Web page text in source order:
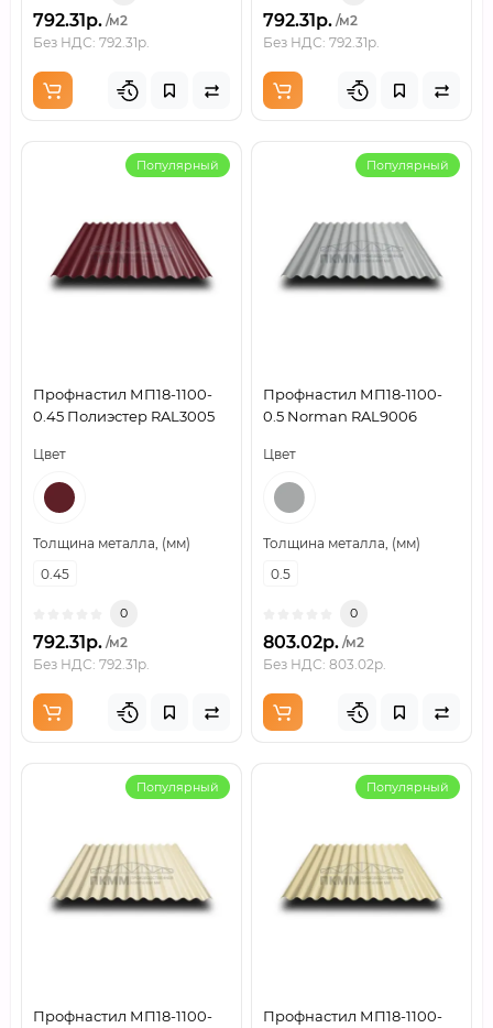
792.31р. /м2
Без НДС: 792.31р.
792.31р. /м2
Без НДС: 792.31р.
Популярный
Профнастил МП18-1100-
0.45 Полиэстер RAL3005
Цвет
Толщина металла, (мм)
0.45
0
792.31р. /м2
Без НДС: 792.31р.
Популярный
Профнастил МП18-1100-
0.5 Norman RAL9006
Цвет
Толщина металла, (мм)
0.5
0
803.02р. /м2
Без НДС: 803.02р.
Популярный
Профнастил МП18-1100-
Популярный
Профнастил МП18-1100-